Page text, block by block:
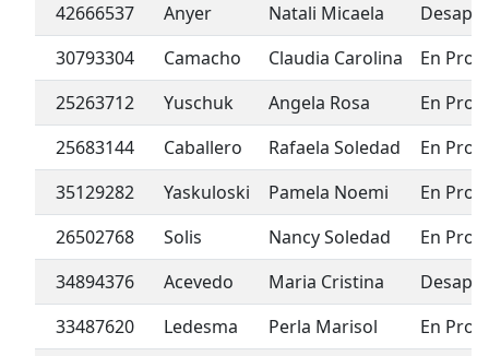
42666537
Anyer Natali Micaela
30793304
Camacho Claudia Carolina
En
25263712
Yuschuk Angela Rosa
En
25683144
Caballero Rafaela Soledad
En
35129282
Yaskuloski Pamela Noemi
En
26502768
Solis Nancy Soledad
En
34894376
Acevedo Maria Cristina
33487620
Ledesma Perla Marisol
En